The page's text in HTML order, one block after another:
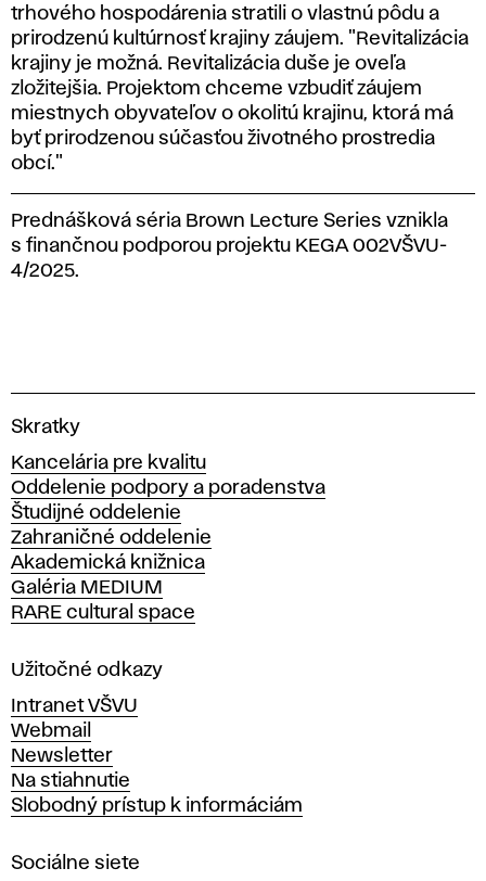
trhového hospodárenia stratili o vlastnú pôdu a
prirodzenú kultúrnosť krajiny záujem. "Revitalizácia
krajiny je možná. Revitalizácia duše je oveľa
zložitejšia. Projektom chceme vzbudiť záujem
miestnych obyvateľov o okolitú krajinu, ktorá má
byť prirodzenou súčasťou životného prostredia
obcí."
Prednášková séria Brown Lecture Series vznikla
s finančnou podporou projektu KEGA 002VŠVU-
4/2025.
V
s
o
k
á
š
k
o
a
ý
t
v
a
r
ý
Skratky
Kancelária pre kvalitu
Oddelenie podpory a poradenstva
Študijné oddelenie
Zahraničné oddelenie
Akademická knižnica
Galéria MEDIUM
RARE cultural space
Užitočné odkazy
Intranet VŠVU
Webmail
Newsletter
Na stiahnutie
Slobodný prístup k informáciám
Sociálne siete